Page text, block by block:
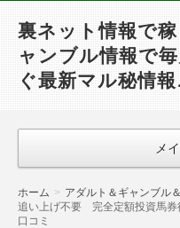
裏ネット情報で
ャンブル情報で
ぐ最新マル秘情報
メ
ホーム
アダルト＆ギャンブル
追い上げ不要 完全定額投資馬
口コミ